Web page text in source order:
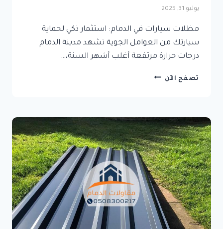
يوليو 31, 2025
مظلات سيارات في الدمام: استثمار ذكي لحماية
سيارتك من العوامل الجوية تشهد مدينة الدمام
درجات حرارة مرتفعة أغلب أشهر السنة،…
تصفح الآن مظلات
استثمار
ذكي
لحماية
سيارتك
من
العوامل
الجوية